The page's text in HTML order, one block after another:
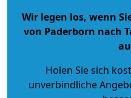
Wir legen los, wenn
von Paderborn nach
Holen Sie sich
unverbindliche